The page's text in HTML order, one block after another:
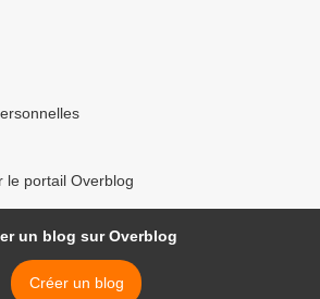
le portail Overblog
un blog sur Overblog
Créer un blog